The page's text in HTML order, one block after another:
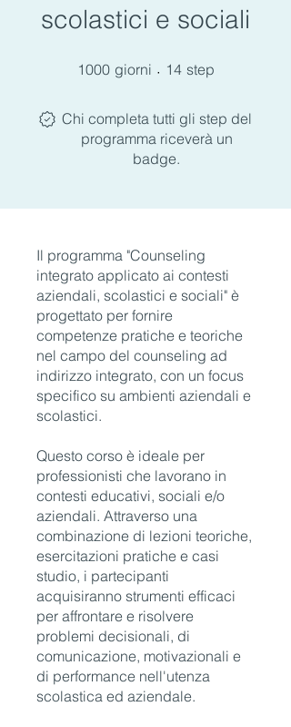
scolastici e sociali
1000 giorni 1000 giorni
14 step
Chi completa tutti gli step del
programma riceverà un
badge.
Il programma "Counseling
integrato applicato ai contesti
aziendali, scolastici e sociali" è
progettato per fornire
competenze pratiche e teoriche
nel campo del counseling ad
indirizzo integrato, con un focus
specifico su ambienti aziendali e
scolastici.
Questo corso è ideale per
professionisti che lavorano in
contesti educativi, sociali e/o
aziendali. Attraverso una
combinazione di lezioni teoriche,
esercitazioni pratiche e casi
studio, i partecipanti
acquisiranno strumenti efficaci
per affrontare e risolvere
problemi decisionali, di
comunicazione, motivazionali e
di performance nell'utenza
scolastica ed aziendale.